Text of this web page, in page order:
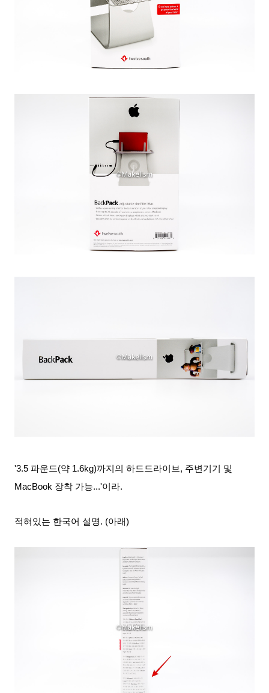
'3.5 파운드(약 1.6kg)까지의 하드드라이브, 주변기기 및
MacBook 장착 가능...'이라.
적혀있는 한국어 설명. (아래)